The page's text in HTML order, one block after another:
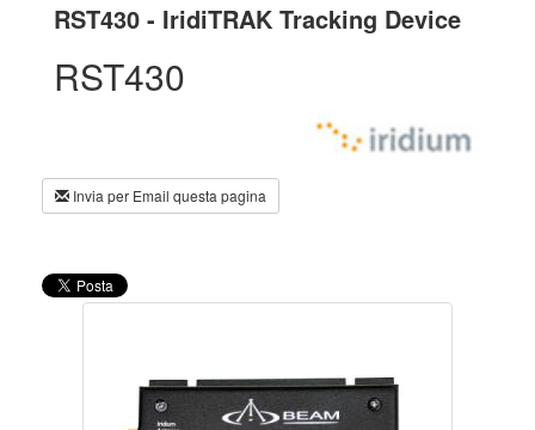
RST430 - IridiTRAK Tracking Device
RST430
Invia per Email questa pagina